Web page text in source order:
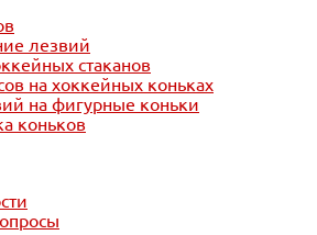
лезвий
стаканов
на хоккейных коньках
на фигурные коньки
коньков